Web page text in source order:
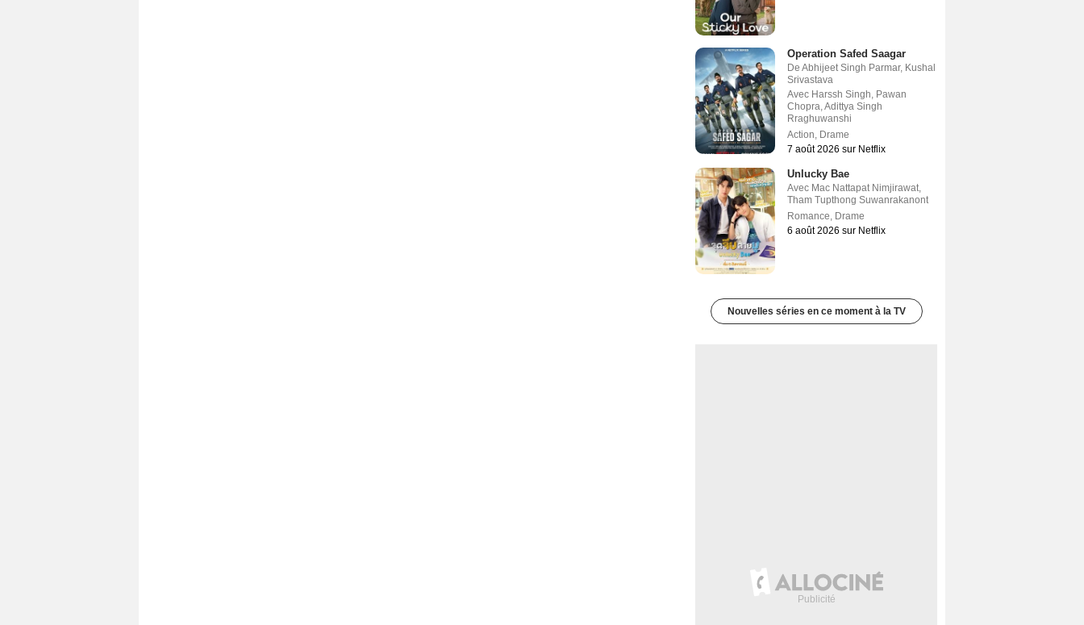
Operation Safed Saagar
De Abhijeet Singh Parmar, Kushal
Srivastava
Avec Harssh Singh, Pawan
Chopra,Adittya Singh
Rraghuwanshi
Action, Drame
7 août 2026 sur Netflix
Unlucky Bae
Avec Mac Nattapat Nimjirawat,
Tham Tupthong Suwanrakanont
Romance, Drame
6 août 2026 sur Netflix
Nouvelles séries en ce moment à la TV